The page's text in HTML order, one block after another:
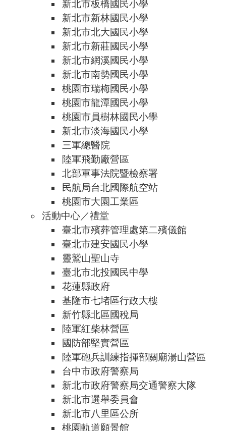
新北市板橋國民小學
新北市新林國民小學
新北市北大國民小學
新北市新莊國民小學
新北市網溪國民小學
新北市南勢國民小學
桃園市瑞梅國民小學
桃園市龍潭國民小學
桃園市員樹林國民小學
新北市淡海國民小學
三軍總醫院
陸軍飛勤廠營區
北部軍事法院暨檢察署
民航局台北國際航空站
桃園市大園工業區
活動中心／禮堂
臺北市殯葬管理處第二殯儀館
臺北市建安國民小學
靈鷲山聖山寺
臺北市北投國民中學
花蓮縣政府
基隆市七堵區行政大樓
新竹縣北區國稅局
陸軍紅柴林營區
國防部堅實營區
陸軍砲兵訓練指揮部關廟湯山營區
台中市政府警察局
新北市政府警察局交通警察大隊
新北市選舉委員會
新北市八里區公所
桃園軌道願景館